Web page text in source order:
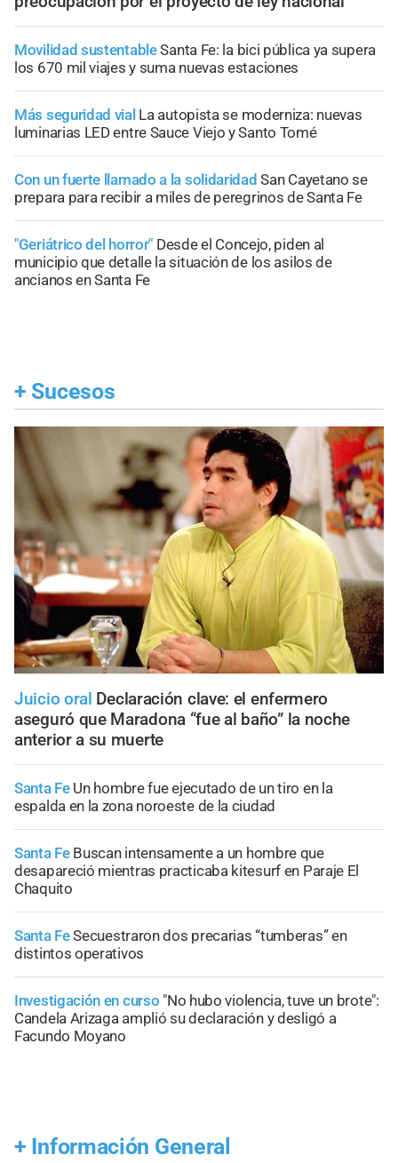
Movilidad sustentableSanta Fe: la bici pública ya supera
los 670 mil viajes y suma nuevas estaciones
Más seguridad vial La autopista se moderniza: nuevas
luminarias LED entre Sauce Viejo y Santo Tomé
Con un fuerte llamado a la solidaridad San Cayetano se
prepara para recibir a miles de peregrinos de Santa Fe
"Geriátrico del horror" Desde el Concejo, piden al
municipio que detalle la situación de los asilos de
ancianos en Santa Fe
+ Sucesos
Juicio oral Declaración clave: el enfermero
aseguró que Maradona “fue al baño” la noche
anterior a su muerte
Santa Fe Un hombre fue ejecutado de un tiro en la
espalda en la zona noroeste de la ciudad
Santa Fe Buscan intensamente a un hombre que
desapareció mientras practicaba kitesurf en Paraje El
Chaquito
Santa FeSecuestraron dos precarias “tumberas” en
distintos operativos
Investigación en curso "No hubo violencia, tuve un brote":
Candela Arizaga amplió su declaración y desligó a
Facundo Moyano
+ Información General